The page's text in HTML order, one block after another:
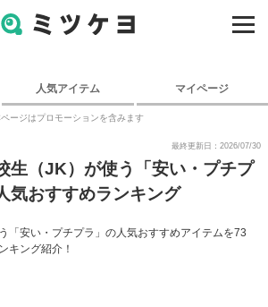
人気アイテム マイページ
ージはプロモーションを含みます
最終更新日：2026/07/30
生（JK）が使う「安い・プチプ
気おすすめランキング
「安い・プチプラ」の人気おすすめアイテムを73
キング紹介！